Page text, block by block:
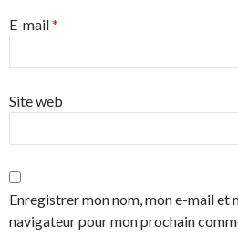
E-mail*
Site web
Enregistrer mon nom, mon e-mail et
navigateur pour mon prochain